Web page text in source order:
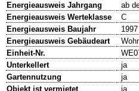
Energieausweis Jahrgang
ab
Energieausweis Werteklasse
C
Energieausweis Baujahr
1997
Energieausweis Gebäudeart
Einheit-Nr.
Unterkellert
ja
Gartennutzung
ja
Objekt ist vermietet
ja